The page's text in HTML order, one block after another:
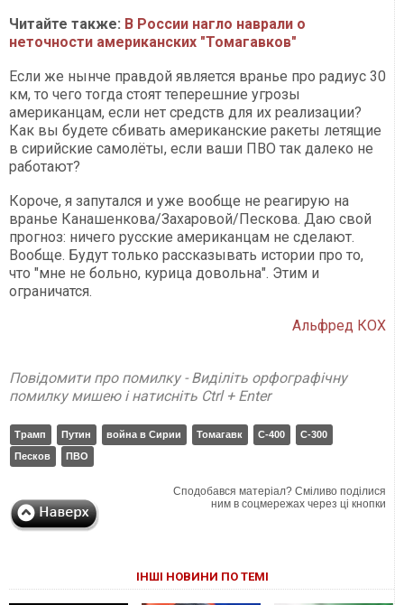
Читайте также: В России нагло наврали о
неточности американских "Томагавков"
Если же нынче правдой является вранье про радиус 30
км, то чего тогда стоят теперешние угрозы
американцам, если нет средств для их реализации?
Как вы будете сбивать американские ракеты летящие
в сирийские самолёты, если ваши ПВО так далеко не
работают?
Короче, я запутался и уже вообще не реагирую на
вранье Канашенкова/Захаровой/Пескова. Даю свой
прогноз: ничего русские американцам не сделают.
Вообще. Будут только рассказывать истории про то,
что "мне не больно, курица довольна". Этим и
ограничатся.
Альфред КОХ
Повідомити про помилку - Виділіть орфографічну
помилку мишею і натисніть Ctrl + Enter
Трамп Путин война в Сирии Томагавк С-400
С-300
Песков
ПВО
Сподобався матеріал? Сміливо поділися
ним в соцмережах через ці кнопки
ІНШІ НОВИНИ ПО ТЕМІ